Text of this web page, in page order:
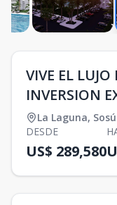
VIVE EL
INVERSION
La Laguna,
DESDE
US$ 289,580